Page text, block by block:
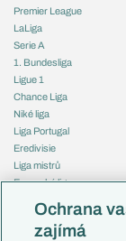
Premier League
LaLiga
Serie A
1. Bundesliga
Ligue 1
Chance Liga
Niké liga
Liga Portugal
Eredivisie
Liga mistrů
Evropská liga
Mistrovství světa
Liga národů
Ochrana
zajímá